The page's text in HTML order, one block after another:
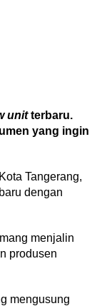
unitterbaru.
yang ingin
Tangerang,
dengan
menjalin
produsen
mengusung